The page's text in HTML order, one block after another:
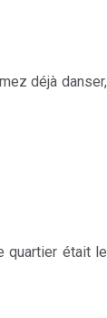
déjà danser,
quartier était le